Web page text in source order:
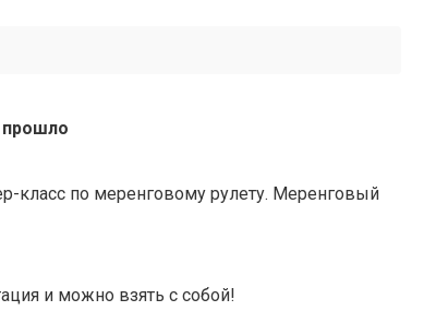
класс по меренговому рулету. Меренговый
и можно взять с собой!